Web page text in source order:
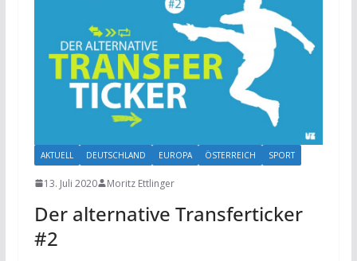
AKTUELL DEUTSCHLAND EUROPA ÖSTERREICH SPORT
13. Juli 2020 Moritz Ettlinger
Der alternative Transferticker
#2